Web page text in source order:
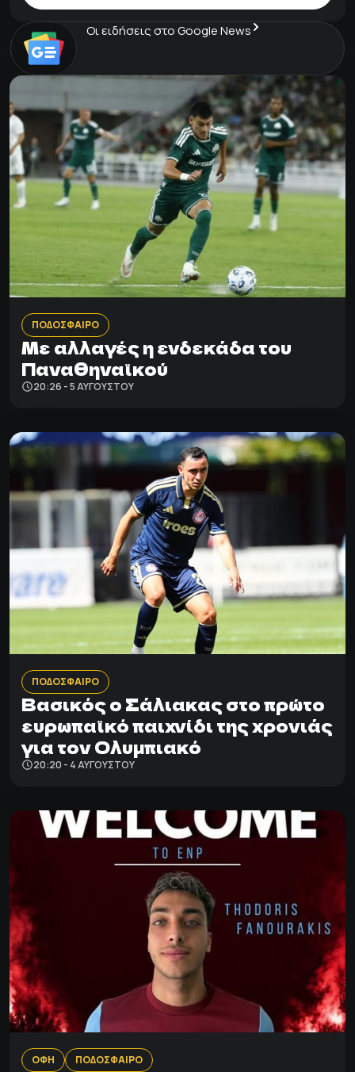
Οι ειδήσεις στο Google News
ΠΟΔΟΣΦΑΙΡΟ
Με αλλαγές η ενδεκάδα του
Παναθηναϊκού
20:26 - 5 ΑΥΓΟΎΣΤΟΥ
ΠΟΔΟΣΦΑΙΡΟ
Βασικός ο Σάλιακας στο πρώτο
ευρωπαϊκό παιχνίδι της χρονιάς
για τον Ολυμπιακό
20:20 - 4 ΑΥΓΟΎΣΤΟΥ
ΟΦΗ ΠΟΔΟΣΦΑΙΡΟ